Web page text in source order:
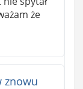
że
znowu